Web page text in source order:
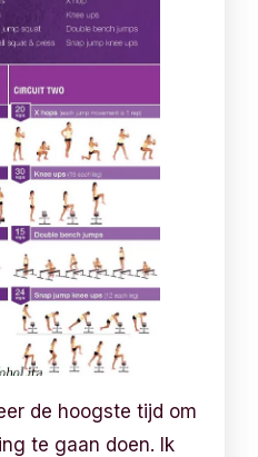
de hoogste tijd om
te gaan doen. Ik